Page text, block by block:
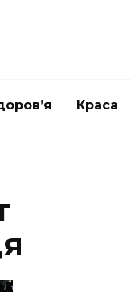
Краса